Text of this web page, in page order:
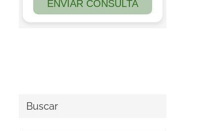
Buscar